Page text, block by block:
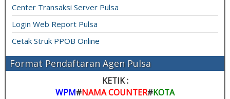
Center Transaksi Server Pulsa
Login Web Report Pulsa
Cetak Struk PPOB Online
Format Pendaftaran Agen Pulsa
KETIK :
WPM#NAMA COUNTER#KOTA